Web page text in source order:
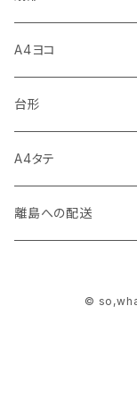
A4ヨコ
台形
A4タテ
離島への配送
© so,what